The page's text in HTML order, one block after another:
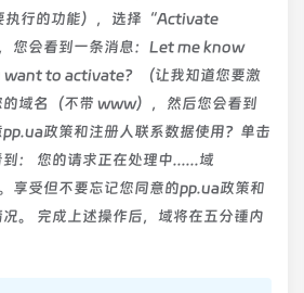
执行的功能），选择“Activate
您会看到一条消息：Let me know
to activate？（让我知道您要激
域名（不带 www），然后您会看到
政策和注册人联系数据使用？单击
： 您的请求正在处理中......域
享受但不要忘记您同意的pp.ua政策和
。 完成上述操作后，域将在五分锺内